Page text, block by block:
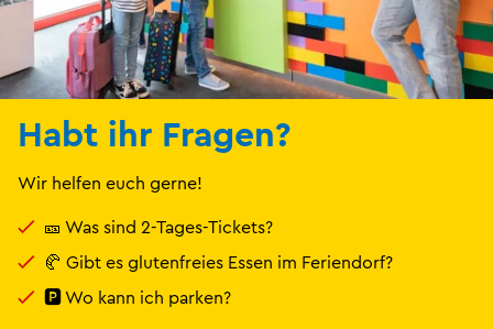
Habt ihr Fragen?
Wir helfen euch gerne!
🎫 Was sind 2-Tages-Tickets?
🥐 Gibt es glutenfreies Essen im Feriendorf?
🅿 Wo kann ich parken?